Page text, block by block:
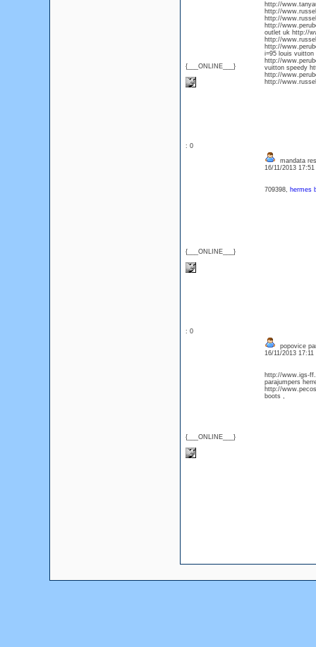
{___ONLINE___}
http://
http://
http://
http://
outlet uk http://
http://
http://
i=95 louis
http://
vuitton speedy
http://
http://
: 0
{___ONLINE___}
mandata
16/11/2013
709398, hermes
: 0
{___ONLINE___}
popovice
16/11/2013 17:11
http://www.igs-
parajumpers
http://
boots ,